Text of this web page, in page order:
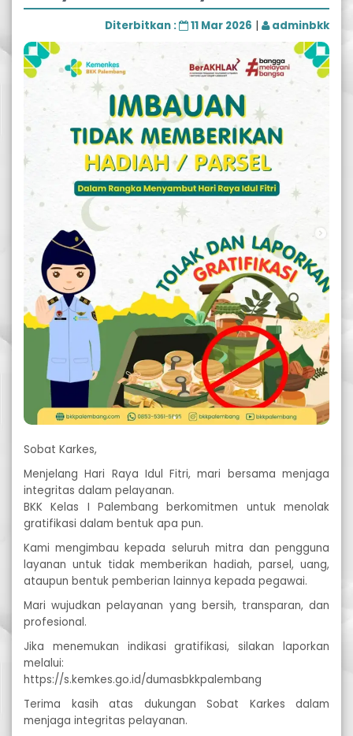
Diterbitkan : 11 Mar 2026 | adminbkk
Sobat Karkes,
Menjelang Hari Raya Idul Fitri, mari bersama menjaga
integritas dalam pelayanan.
BKK Kelas I Palembang berkomitmen untuk menolak
gratifikasi dalam bentuk apa pun.
Kami mengimbau kepada seluruh mitra dan pengguna
layanan untuk tidak memberikan hadiah, parsel, uang,
ataupun bentuk pemberian lainnya kepada pegawai.
Mari wujudkan pelayanan yang bersih, transparan, dan
profesional.
Jika menemukan indikasi gratifikasi, silakan laporkan
melalui:
https://s.kemkes.go.id/dumasbkkpalembang
Terima kasih atas dukungan Sobat Karkes dalam
menjaga integritas pelayanan.